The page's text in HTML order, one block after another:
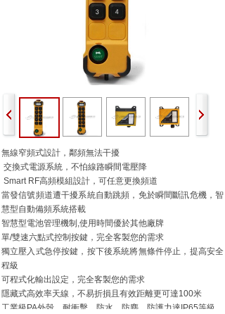
無線窄頻式設計，鄰頻無法干擾
交換式電源系統，不怕線路瞬間電壓降
Smart RF高頻模組設計，可任意更換頻道
當發信號頻道遭干擾系統自動跳頻，免於瞬間斷訊危機， 智
慧型自動備頻系統搭載
智慧型電池管理機制 ,使用時間優於其他廠牌
單/雙速六點式控制按鍵，完全客製您的需求
獨立壓入式急停按鍵，按下後系統將無條件停止，提高安全
程級
可程式化輸出設定，完全客製您的需求
隱藏式高效率天線，不易折損且有效距離更可達100米
工業級PA外殼，耐衝擊、防水、防塵、防護力達IP65等級